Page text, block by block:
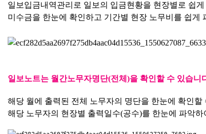
일보입금내역관리로 일보의 입금현황을 현장별로 쉽
미수금을 한눈에 확인하고 기간별 현장 노무비를 쉽게
일보노트는 월간노무자명단(전체)을 확인할 수 있습니
해당 월에 출력된 전체 노무자의 명단을 한눈에 확인할
해당 노무자의 현장별 출력일수(공수)를 한눈에 파악